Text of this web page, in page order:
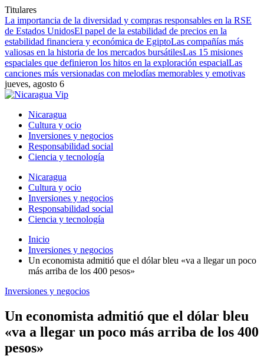
Titulares
La importancia de la diversidad y compras responsables en la RSE
de Estados UnidosEl papel de la estabilidad de precios en la
estabilidad financiera y económica de EgiptoLas compañías más
valiosas en la historia de los mercados bursátilesLas 15 misiones
espaciales que definieron los hitos en la exploración espacialLas
canciones más versionadas con melodías memorables y emotivas
jueves, agosto 6
Nicaragua
Cultura y ocio
Inversiones y negocios
Responsabilidad social
Ciencia y tecnología
Nicaragua
Cultura y ocio
Inversiones y negocios
Responsabilidad social
Ciencia y tecnología
Inicio
Inversiones y negocios
Un economista admitió que el dólar bleu «va a llegar un poco
más arriba de los 400 pesos»
Inversiones y negocios
Un economista admitió que el dólar bleu
«va a llegar un poco más arriba de los 400
pesos»